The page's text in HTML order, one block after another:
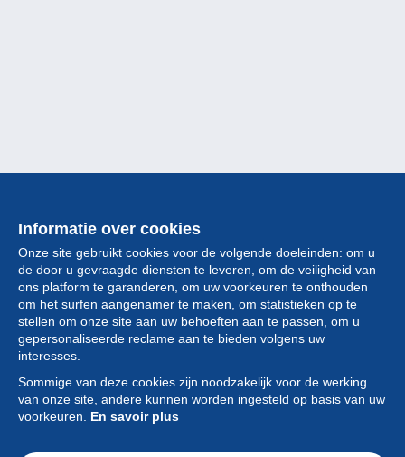
Informatie over cookies
Onze site gebruikt cookies voor de volgende doeleinden: om u
de door u gevraagde diensten te leveren, om de veiligheid van
ons platform te garanderen, om uw voorkeuren te onthouden
om het surfen aangenamer te maken, om statistieken op te
stellen om onze site aan uw behoeften aan te passen, om u
gepersonaliseerde reclame aan te bieden volgens uw
interesses.
Sommige van deze cookies zijn noodzakelijk voor de werking
van onze site, andere kunnen worden ingesteld op basis van uw
voorkeuren. En savoir plus
Collectie
Nieuws
Functie